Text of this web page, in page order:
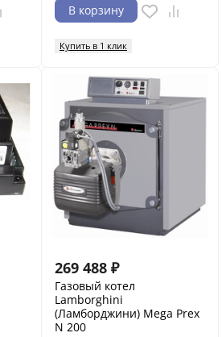
В корзину
Купить в 1 клик
269 488 ₽
Газовый котел
Lamborghini
(Ламборджини) Mega Prex
N 200